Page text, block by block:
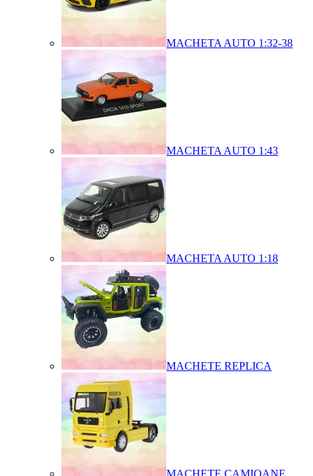
MACHETA AUTO 1:32-38
MACHETA AUTO 1:43
MACHETA AUTO 1:18
MACHETE REPLICA
MACHETE CAMIOANE